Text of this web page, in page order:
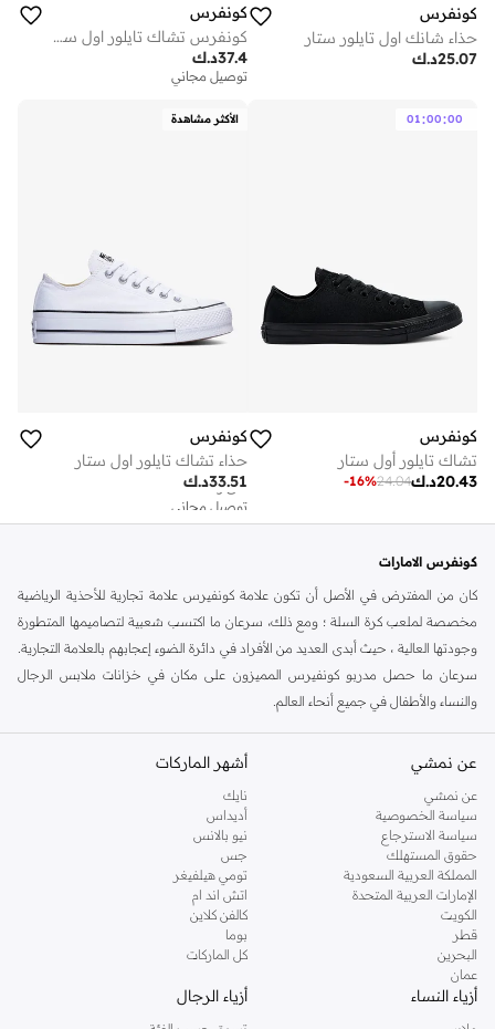
كونفرس
حذاء شانك اول تايلور ستار
د.ك25.07
كونفرس
كونفرس تشاك تايلور اول ستار ويدج
د.ك37.4
توصيل مجاني
01:00:00
كونفرس
تشاك تايلور أول ستار
د.ك20.43
24.04
-16%
الأكثر مشاهدة
كونفرس
حذاء تشاك تايلور اول ستار
د.ك33.51
توصيل مجاني
على وشك النفاد
توصيل مجاني
كونفرس الامارات
كان من المفترض في الأصل أن تكون علامة كونفيرس علامة تجارية للأحذية الرياضية
مخصصة لملعب كرة السلة ؛ ومع ذلك، سرعان ما اكتسب شعبية لتصاميمها المتطورة
وجودتها العالية ، حيث أبدى العديد من الأفراد في دائرة الضوء إعجابهم بالعلامة التجارية.
سرعان ما حصل مدربو كونفيرس المميزون على مكان في خزانات ملابس الرجال
والنساء والأطفال في جميع أنحاء العالم.
تقدم الماركة مجموعة من أحذية السنيكرز الإضافية والتيشرتات والسترات والهوديز
والسويتشيرتات والحقائب الرياضية والقبعات وأغطية الرأس الأخرى. جميعها مثالية
للصالة الرياضية وعطلات نهاية الأسبوع وأيام العطل والتسكع، فهذه المجموعة سهلة
الارتداء مهما كانت خططك.
لدى كونفيرس ملابس غير رسمية الرجالية المصنوعة من مواد فائقة الجودة ومصممة
للارتداء اليومي والراحة. تتنوع
ملابس نمط حياة الرجال من كونفيرس من
إلى الهوديز والجاكيتات والسترات، مما يتيح لك الاستمتاع بأحدث التصميمات من الرأس
إلى القدمين. سواء كنت تبحث عن أحدث التصميمات الموسمية للرجال أو أحدث أشكال
الصيحات، فإن ملابس وأحذية الرجال من كونفيرس تأتي في مجموعة واسعة من
الرسومات والمطبوعات والألوان ، مما يسمح لك بإختيار المظهر الذي يناسب شخصيتك
وأسلوبك.
عن نمشي
عن نمشي
سياسة الخصوصية
سياسة الاسترجاع
حقوق المستهلك
المملكة العربية السعودية
الإمارات العربية المتحدة
الكويت
قطر
البحرين
عمان
أشهر الماركات
نايك
أديداس
نيو بالانس
جس
تومي هيلفيغر
اتش اند ام
كالفن كلاين
بوما
كل الماركات
أزياء النساء أزياء الرجال